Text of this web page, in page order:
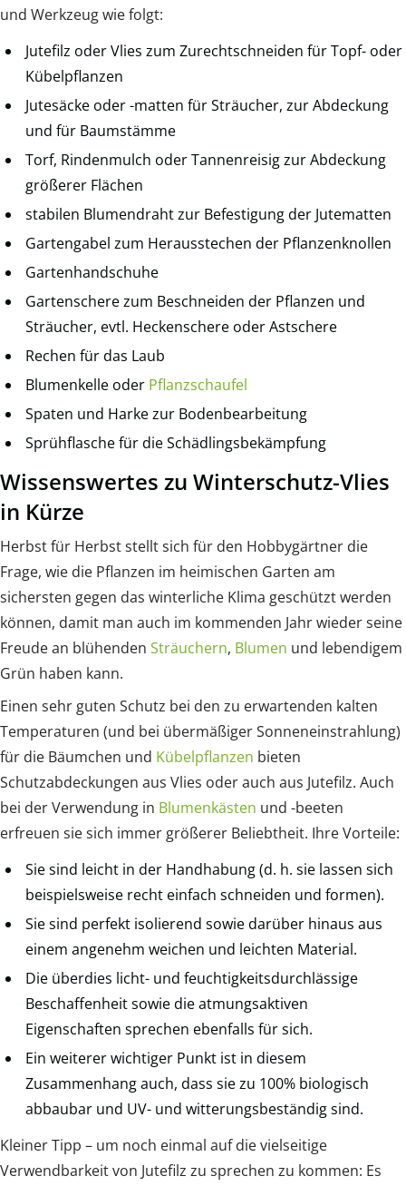
und Werkzeug wie folgt:
Jutefilz oder Vlies zum Zurechtschneiden für Topf- oder
Kübelpflanzen
Jutesäcke oder -matten für Sträucher, zur Abdeckung
und für Baumstämme
Torf, Rindenmulch oder Tannenreisig zur Abdeckung
größerer Flächen
stabilen Blumendraht zur Befestigung der Jutematten
Gartengabel zum Herausstechen der Pflanzenknollen
Gartenhandschuhe
Gartenschere zum Beschneiden der Pflanzen und
Sträucher, evtl. Heckenschere oder Astschere
Rechen für das Laub
Blumenkelle oder Pflanzschaufel
Spaten und Harke zur Bodenbearbeitung
Sprühflasche für die Schädlingsbekämpfung
Wissenswertes zu Winterschutz-Vlies
in Kürze
Herbst für Herbst stellt sich für den Hobbygärtner die
Frage, wie die Pflanzen im heimischen Garten am
sichersten gegen das winterliche Klima geschützt werden
können, damit man auch im kommenden Jahr wieder seine
Freude an blühenden Sträuchern, Blumen und lebendigem
Grün haben kann.
Einen sehr guten Schutz bei den zu erwartenden kalten
Temperaturen (und bei übermäßiger Sonneneinstrahlung)
für die Bäumchen und Kübelpflanzen bieten
Schutzabdeckungen aus Vlies oder auch aus Jutefilz. Auch
bei der Verwendung in Blumenkästen und -beeten
erfreuen sie sich immer größerer Beliebtheit. Ihre Vorteile:
Sie sind leicht in der Handhabung (d. h. sie lassen sich
beispielsweise recht einfach schneiden und formen).
Sie sind perfekt isolierend sowie darüber hinaus aus
einem angenehm weichen und leichten Material.
Die überdies licht- und feuchtigkeitsdurchlässige
Beschaffenheit sowie die atmungsaktiven
Eigenschaften sprechen ebenfalls für sich.
Ein weiterer wichtiger Punkt ist in diesem
Zusammenhang auch, dass sie zu 100% biologisch
abbaubar und UV- und witterungsbeständig sind.
Kleiner Tipp – um noch einmal auf die vielseitige
Verwendbarkeit von Jutefilz zu sprechen zu kommen: Es